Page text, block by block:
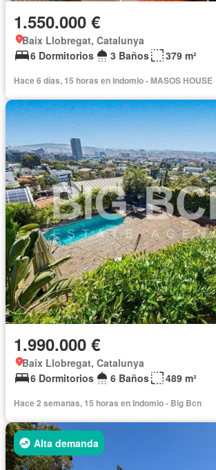
1.550.000 €
Baix Llobregat, Catalunya
6 Dormitorios
3 Baños 379 m²
Hace 6 días, 15 horas en Indomio - MASOS HOUSE
1.990.000 €
Baix Llobregat, Catalunya
6 Dormitorios
6 Baños 489 m²
Hace 2 semanas, 15 horas en Indomio - Big Bcn
Alta demanda